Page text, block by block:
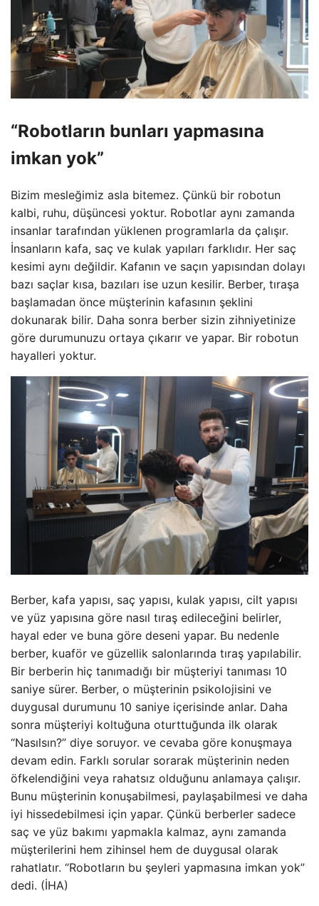
“Robotların bunları yapmasına
imkan yok”
Bizim mesleğimiz asla bitemez. Çünkü bir robotun
kalbi, ruhu, düşüncesi yoktur. Robotlar aynı zamanda
insanlar tarafından yüklenen programlarla da çalışır.
İnsanların kafa, saç ve kulak yapıları farklıdır. Her saç
kesimi aynı değildir. Kafanın ve saçın yapısından dolayı
bazı saçlar kısa, bazıları ise uzun kesilir. Berber, tıraşa
başlamadan önce müşterinin kafasının şeklini
dokunarak bilir. Daha sonra berber sizin zihniyetinize
göre durumunuzu ortaya çıkarır ve yapar. Bir robotun
hayalleri yoktur.
Berber, kafa yapısı, saç yapısı, kulak yapısı, cilt yapısı
ve yüz yapısına göre nasıl tıraş edileceğini belirler,
hayal eder ve buna göre deseni yapar. Bu nedenle
berber, kuaför ve güzellik salonlarında tıraş yapılabilir.
Bir berberin hiç tanımadığı bir müşteriyi tanıması 10
saniye sürer. Berber, o müşterinin psikolojisini ve
duygusal durumunu 10 saniye içerisinde anlar. Daha
sonra müşteriyi koltuğuna oturttuğunda ilk olarak
“Nasılsın?” diye soruyor. ve cevaba göre konuşmaya
devam edin. Farklı sorular sorarak müşterinin neden
öfkelendiğini veya rahatsız olduğunu anlamaya çalışır.
Bunu müşterinin konuşabilmesi, paylaşabilmesi ve daha
iyi hissedebilmesi için yapar. Çünkü berberler sadece
saç ve yüz bakımı yapmakla kalmaz, aynı zamanda
müşterilerini hem zihinsel hem de duygusal olarak
rahatlatır. “Robotların bu şeyleri yapmasına imkan yok”
dedi. (İHA)